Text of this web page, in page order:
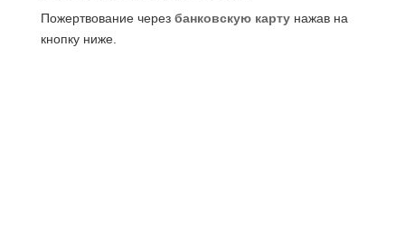
Пожертвование через банковскую картунажав на
кнопку ниже.